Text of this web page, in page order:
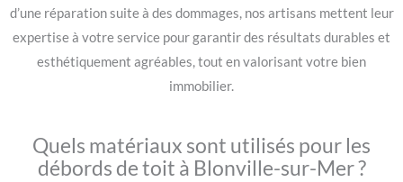
d’une réparation suite à des dommages, nos artisans mettent leur
expertise à votre service pour garantir des résultats durables et
esthétiquement agréables, tout en valorisant votre bien
immobilier.
Quels matériaux sont utilisés pour les
débords de toit à Blonville-sur-Mer ?